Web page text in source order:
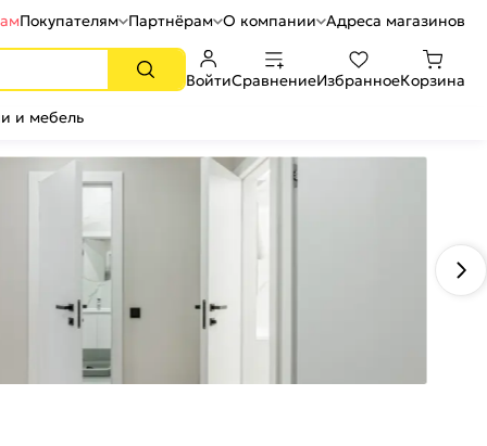
Покупателям Партнёрам О компании Адреса магазинов
ВойтиСравнениеИзбранноеКорзина
и мебель